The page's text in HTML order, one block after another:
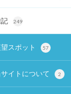
249
望スポット 57
イトについて 2